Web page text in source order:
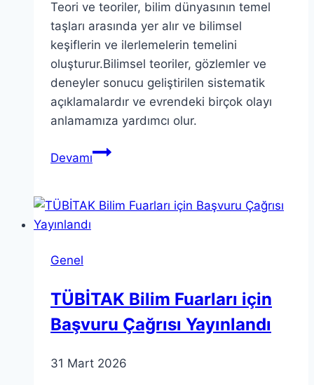
Teori ve teoriler, bilim dünyasının temel
taşları arasında yer alır ve bilimsel
keşiflerin ve ilerlemelerin temelini
oluşturur.Bilimsel teoriler, gözlemler ve
deneyler sonucu geliştirilen sistematik
açıklamalardır ve evrendeki birçok olayı
anlamamıza yardımcı olur.
DevamıTeori
Bilim
Genel
TÜBİTAK Bilim Fuarları için
Başvuru Çağrısı Yayınlandı
31 Mart 2026